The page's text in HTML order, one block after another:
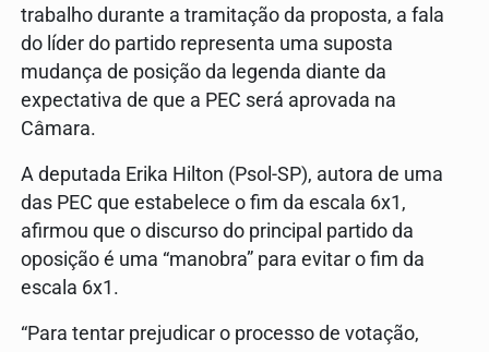
trabalho durante a tramitação da proposta, a fala
do líder do partido representa uma suposta
mudança de posição da legenda diante da
expectativa de que a PEC será aprovada na
Câmara.
A deputada Erika Hilton (Psol-SP), autora de uma
das PEC que estabelece o fim da escala 6x1,
afirmou que o discurso do principal partido da
oposição é uma “manobra” para evitar o fim da
escala 6x1.
“Para tentar prejudicar o processo de votação,